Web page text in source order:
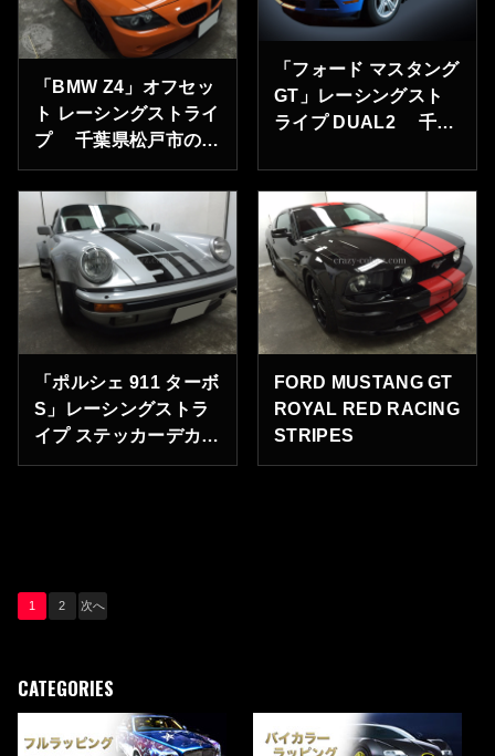
「BMW Z4」オフセッ
ト レーシングストライ
プ 千葉県松戸市のＴ
様ありがとうございま
す。
「フォード マスタング
GT」レーシングスト
ライプ DUAL2 千葉
とうございます。
「ポルシェ 911 ターボ
S」レーシングストラ
イプ ステッカーデカー
ル リアフェンダー
FORD MUSTANG GT
ROYAL RED RACING
STRIPES
投
ペ
ー
ジ
1 2 次へ
CATEGORIES